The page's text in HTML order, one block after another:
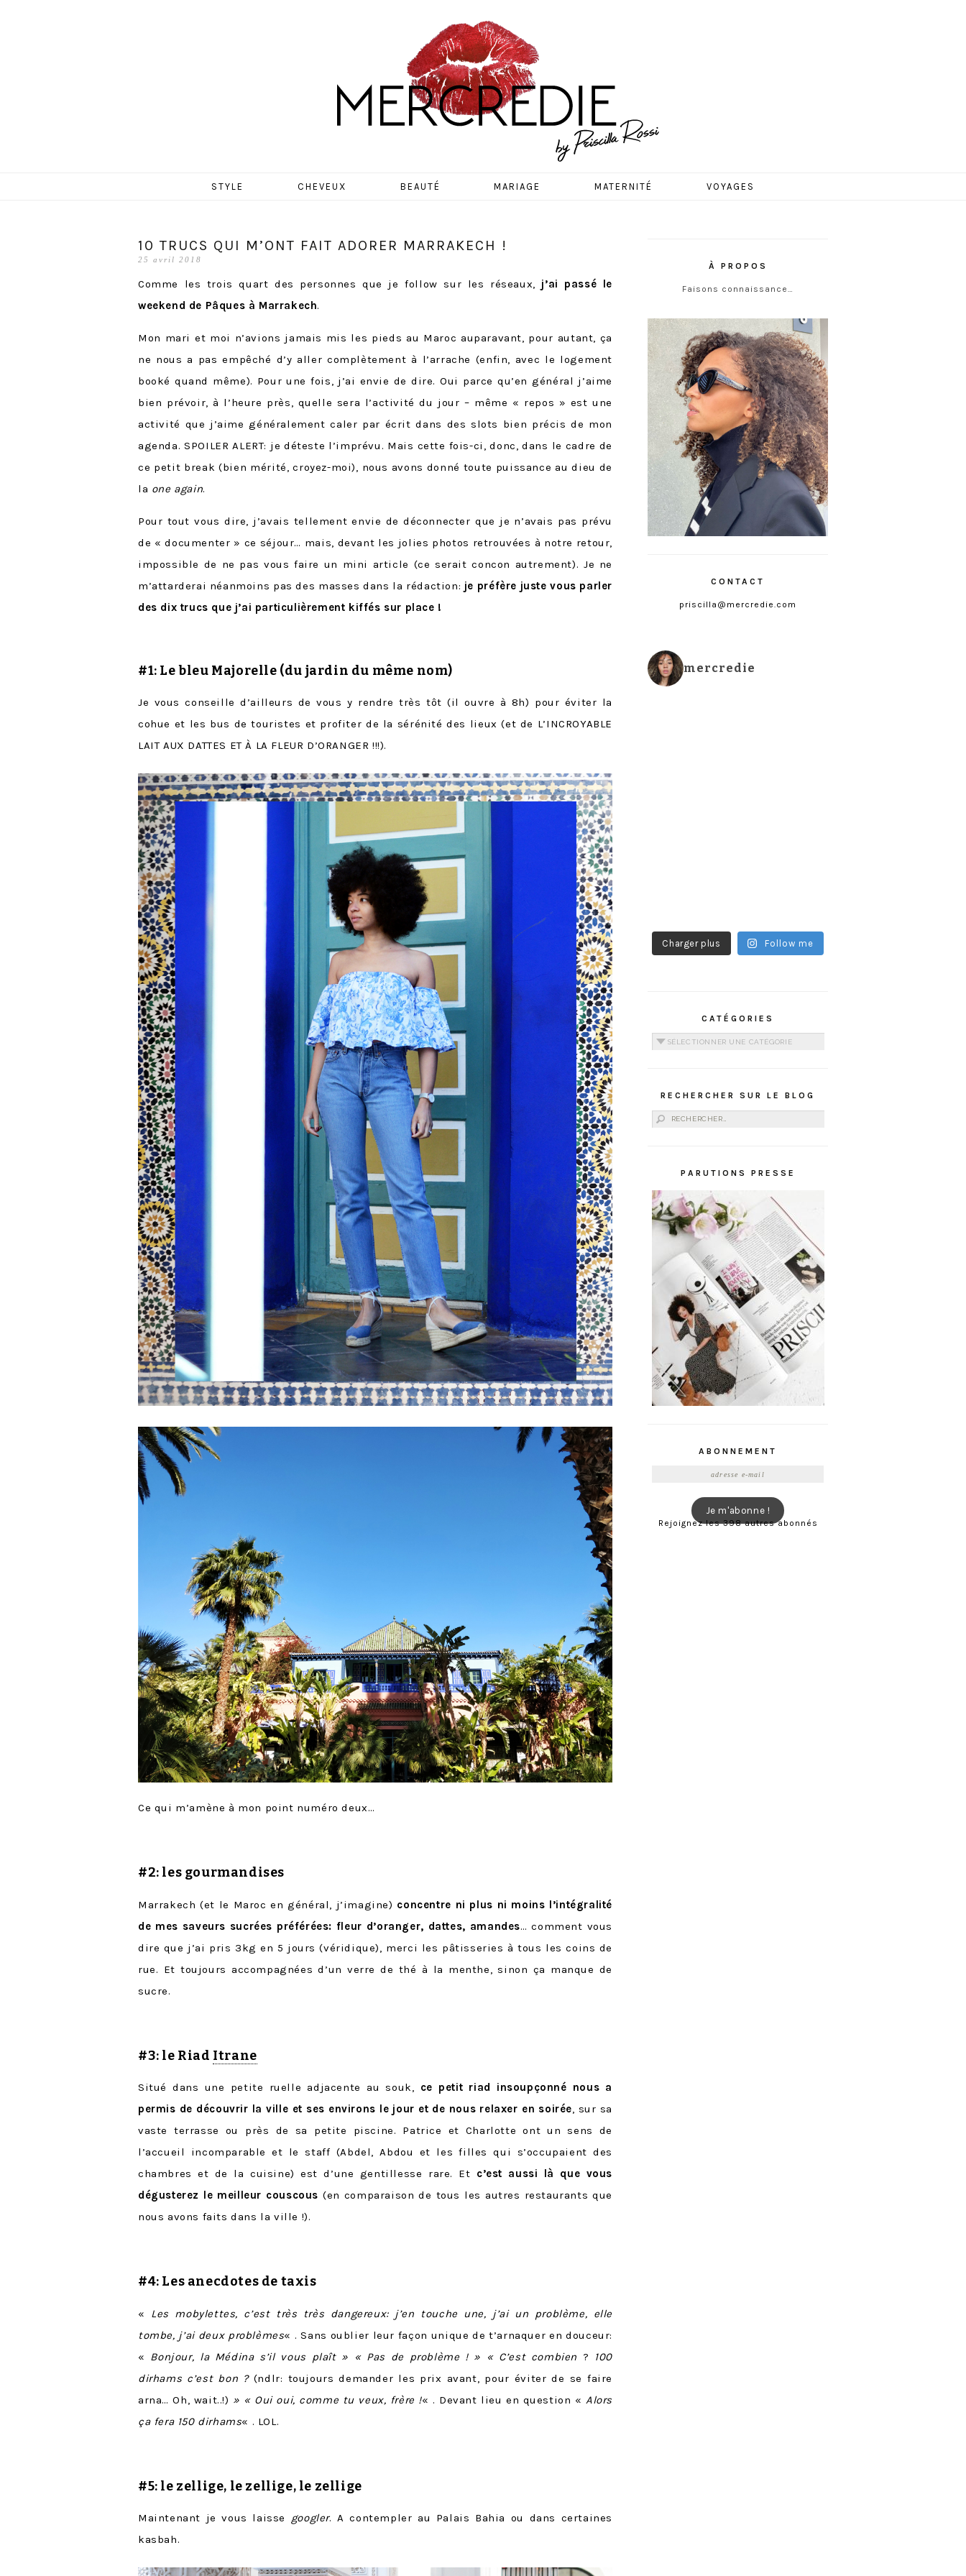
MERCREDIE
STYLE CHEVEUX BEAUTÉ MARIAGE MATERNITÉ VOYAGES
10 TRUCS QUI M’ONT FAIT ADORER MARRAKECH !
25 avril 2018
Comme les trois quart des personnes que je follow sur les réseaux, j’ai passé le
weekend de Pâques à Marrakech.
Mon mari et moi n’avions jamais mis les pieds au Maroc auparavant, pour autant, ça
ne nous a pas empêché d’y aller complètement à l’arrache (enfin, avec le logement
booké quand même). Pour une fois, j’ai envie de dire. Oui parce qu’en général j’aime
bien prévoir, à l’heure près, quelle sera l’activité du jour – même « repos » est une
activité que j’aime généralement caler par écrit dans des slots bien précis de mon
agenda. SPOILER ALERT: je déteste l’imprévu. Mais cette fois-ci, donc, dans le cadre de
ce petit break (bien mérité, croyez-moi), nous avons donné toute puissance au dieu de
la one again.
Pour tout vous dire, j’avais tellement envie de déconnecter que je n’avais pas prévu
de « documenter » ce séjour… mais, devant les jolies photos retrouvées à notre retour,
impossible de ne pas vous faire un mini article (ce serait concon autrement). Je ne
m’attarderai néanmoins pas des masses dans la rédaction: je préfère juste vous parler
des dix trucs que j’ai particulièrement kiffés sur place !
#1: Lebleu Majorelle (du jardin du même nom)
Je vous conseille d’ailleurs de vous y rendre très tôt (il ouvre à 8h) pour éviter la
cohue et les bus de touristes et profiter de la sérénité des lieux (et de L’INCROYABLE
LAIT AUX DATTES ET À LA FLEUR D’ORANGER !!!).
Ce qui m’amène à mon point numéro deux…
#2: les gourmandises
Marrakech (et le Maroc en général, j’imagine) concentre ni plus ni moins l’intégralité
de mes saveurs sucrées préférées: fleur d’oranger, dattes, amandes… comment vous
dire que j’ai pris 3kg en 5 jours (véridique), merci les pâtisseries à tous les coins de
rue. Et toujours accompagnées d’un verre de thé à la menthe, sinon ça manque de
sucre.
#3: le Riad Itrane
Situé dans une petite ruelle adjacente au souk, ce petit riad insoupçonné nous a
permis de découvrir la ville et ses environs le jour et de nous relaxer en soirée, sur sa
vaste terrasse ou près de sa petite piscine. Patrice et Charlotte ont un sens de
l’accueil incomparable et le staff (Abdel, Abdou et les filles qui s’occupaient des
chambres et de la cuisine) est d’une gentillesse rare. Et c’est aussi là que vous
dégusterez le meilleur couscous (en comparaison de tous les autres restaurants que
nous avons faits dans la ville !).
#4: Les anecdotes de taxis
« Les mobylettes, c’est très très dangereux: j’en touche une, j’ai un problème, elle
tombe, j’ai deux problèmes« . Sans oublier leur façon unique de t’arnaquer en douceur:
« Bonjour, la Médina s’il vous plaît » « Pas de problème ! » « C’est combien ? 100
dirhams c’est bon ? (ndlr: toujours demander les prix avant, pour éviter de se faire
arna… Oh, wait..!) » « Oui oui, comme tu veux, frère !« . Devant lieu en question « Alors
ça fera 150 dirhams« . LOL.
#5: le zellige, le zellige, le zellige
Maintenant je vous laisse googler. A contempler au Palais Bahia ou dans certaines
kasbah.
À PROPOS
Faisons connaissance…
CONTACT
priscilla@mercredie.com
mercredie
Charger plus Follow me
CATÉGORIES
Catégories
RECHERCHER SUR LE BLOG
Rechercher :
PARUTIONS PRESSE
ABONNEMENT
Je m'abonne !
Rejoignez les 398 autres abonnés